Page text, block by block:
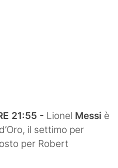
21:55 - Lionel Messi è
il settimo per
per Robert